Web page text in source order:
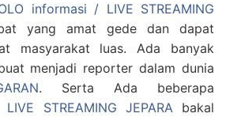
informasi / LIVE STREAMING
yang amat gede dan dapat
masyarakat luas. Ada banyak
menjadi reporter dalam dunia
. Serta Ada beberapa
LIVE STREAMING JEPARAbakal